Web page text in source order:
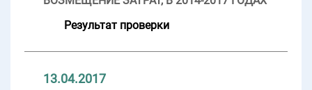
Результат проверки
13.04.2017